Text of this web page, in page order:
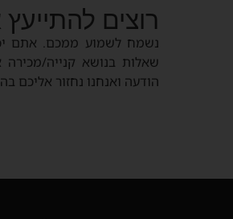
רוצים להתייעץ
נשמח לשמוע ממכם. אתם
שאלות בנושא קנייה/
הודעה ואנחנו נחזור אליכם